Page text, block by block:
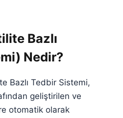
Bazlı
Nedir?
Bazlı Tedbir Sistemi,
geliştirilen ve
otomatik olarak